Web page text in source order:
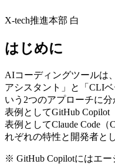
X-tech推進本部 白
はじめに
AIコーディングツールは
アシスタント」と「CLI
いう2つのアプローチに
表例としてGitHub
表例としてClaude Code
れぞれの特性と開発者と
※ GitHub Copilotにはエ